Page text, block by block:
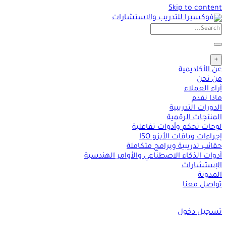
Skip to content
+
عن الأكاديمية
من نحن
أراء العملاء
ماذا نقدم
الدورات التدريبية
المنتجات الرقمية
لوحات تحكم وأدوات تفاعلية
إجراءات وباقات الأيزو ISO
حقائب تدريبية وبرامج متكاملة
أدوات الذكاء الاصطناعي والأوامر الهندسية
الإستشارات
المدونة
تواصل معنا
تسجيل دخول